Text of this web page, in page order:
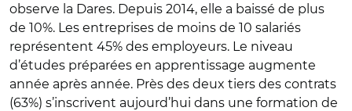
observe la Dares. Depuis 2014, elle a baissé de plus
de 10%. Les entreprises de moins de 10 salariés
représentent 45% des employeurs. Le niveau
d’études préparées en apprentissage augmente
année après année. Près des deux tiers des contrats
(63%) s’inscrivent aujourd’hui dans une formation de